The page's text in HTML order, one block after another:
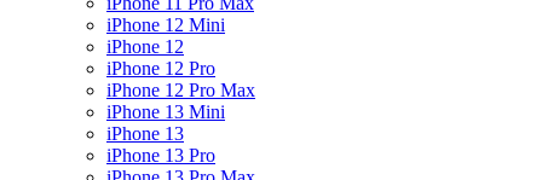
iPhone 12 Mini
iPhone 12
iPhone 12 Pro
iPhone 12 Pro Max
iPhone 13 Mini
iPhone 13
iPhone 13 Pro